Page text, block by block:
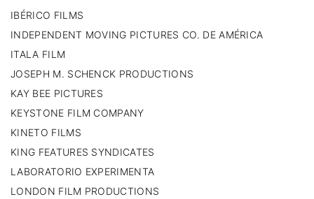
IBÉRICO FILMS
INDEPENDENT MOVING PICTURES CO. DE AMÉRICA
ITALA FILM
JOSEPH M. SCHENCK PRODUCTIONS
KAY BEE PICTURES
KEYSTONE FILM COMPANY
KINETO FILMS
KING FEATURES SYNDICATES
LABORATORIO EXPERIMENTA
LONDON FILM PRODUCTIONS